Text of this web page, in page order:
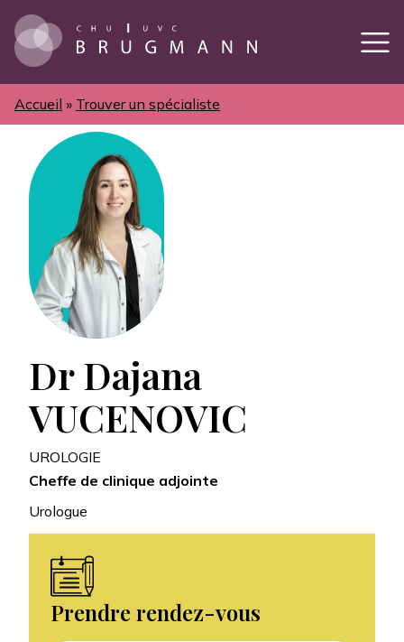
au
contenu
principal
Fil
d'Ariane
Accueil Trouver un spécialiste
Dr Dajana
VUCENOVIC
UROLOGIE
Cheffe de clinique adjointe
Urologue
Prendre rendez-vous